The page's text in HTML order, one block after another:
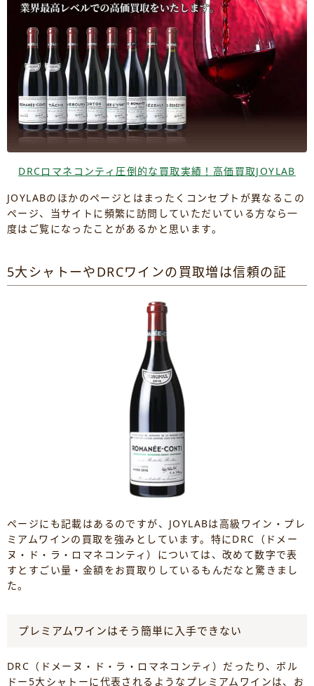
DRCロマネコンティ圧倒的な買取実績！高価買取JOYLAB
JOYLABのほかのページとはまったくコンセプトが異なるこの
ページ、当サイトに頻繁に訪問していただいている方なら一
度はご覧になったことがあるかと思います。
5大シャトーやDRCワインの買取増は信頼の証
ページにも記載はあるのですが、JOYLABは高級ワイン・プレ
ミアムワインの買取を強みとしています。特にDRC（ドメー
ヌ・ド・ラ・ロマネコンティ）については、改めて数字で表
すとすごい量・金額をお買取りしているもんだなと驚きまし
た。
プレミアムワインはそう簡単に入手できない
DRC（ドメーヌ・ド・ラ・ロマネコンティ）だったり、ボル
ドー5大シャトーに代表されるようなプレミアムワインは、お